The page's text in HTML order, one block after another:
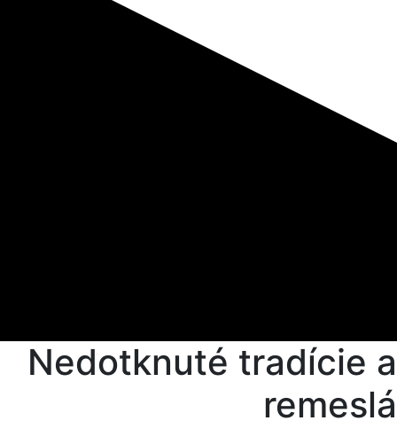
Nedotknuté tradície a
remeslá